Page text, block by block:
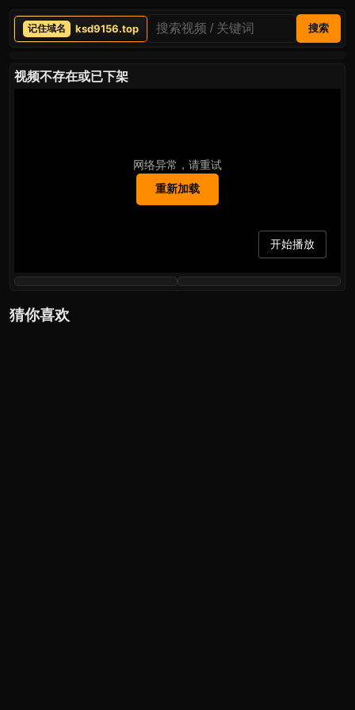
ksd9156.top 搜索
视频不存在或已下架
网络异常，请重试
重新加载
开始播放
猜你喜欢